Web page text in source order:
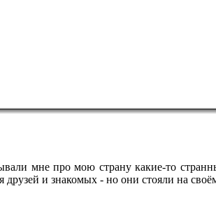
мне про мою страну какие-то
и знакомых - но они стояли на